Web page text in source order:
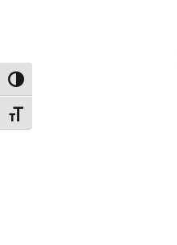
Attiva/disattiva alto contrasto
Attiva/disattiva dimensione testo